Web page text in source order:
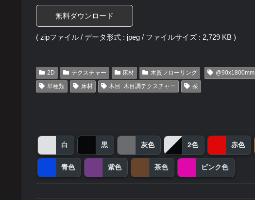
無料ダウンロード
( zipファイル / データ形式 : jpeg / ファイルサイズ : 2,729 KB )
2D テクスチャー 床材 木質フローリング @90x1800mm
単種類
床材 木目･木目調テクスチャー 茶
白 黒 灰色 2色 赤色
青色 紫色 茶色 ピンク色